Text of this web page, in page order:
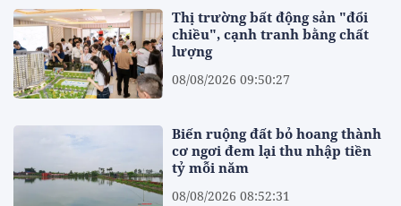
Thị trường bất động sản "đổi
chiều", cạnh tranh bằng chất
lượng
08/08/2026 09:50:27
Biến ruộng đất bỏ hoang thành
cơ ngơi đem lại thu nhập tiền
tỷ mỗi năm
08/08/2026 08:52:31